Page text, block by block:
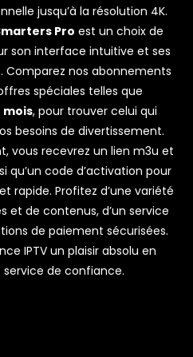
jusqu’à la résolution 4K.
Pro est un choix de
son interface intuitive et ses
Comparez nos abonnements
spéciales telles que
mois, pour trouver celui qui
besoins de divertissement.
vous recevrez un lien m3u et
qu’un code d’activation pour
rapide. Profitez d’une variété
et de contenus, d’un service
de paiement sécurisées.
IPTV un plaisir absolu en
de confiance.